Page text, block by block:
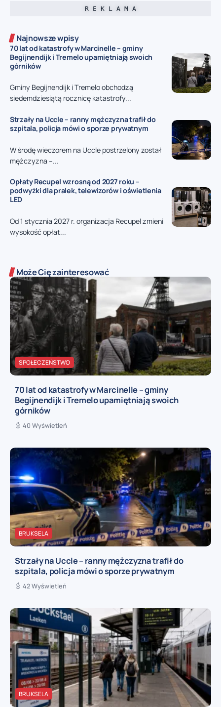
R E K L A M A
Najnowsze wpisy
70 lat od katastrofy w Marcinelle – gminy
Begijnendijk i Tremelo upamiętniają swoich
górników
Gminy Begijnendijk i Tremelo obchodzą
siedemdziesiątą rocznicę katastrofy...
Strzały na Uccle – ranny mężczyzna trafił do
szpitala, policja mówi o sporze prywatnym
W środę wieczorem na Uccle postrzelony został
mężczyzna –...
Opłaty Recupel wzrosną od 2027 roku –
podwyżki dla pralek, telewizorów i oświetlenia
LED
Od 1 stycznia 2027 r. organizacja Recupel zmieni
wysokość opłat...
Może Cię zainteresować
SPOŁECZEŃSTWO
70 lat od katastrofy w Marcinelle – gminy
Begijnendijk i Tremelo upamiętniają swoich
górników
40 Wyświetleń
BRUKSELA
Strzały na Uccle – ranny mężczyzna trafił do
szpitala, policja mówi o sporze prywatnym
42 Wyświetleń
BRUKSELA